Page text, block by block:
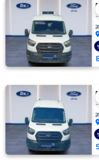
KAMYONET
410 L
MINIBUS
14+1 135
DELUX
410 L VAN
VAN
YÜKSEK
TAVAN
430 ED
EKSTRA